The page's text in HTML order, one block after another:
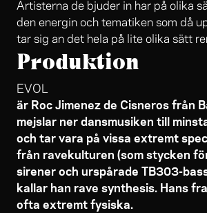
Artisterna de bjuder in har på olika
den energin och tematiken som då
tar sig an det hela på lite olika sätt
Produktion
EVOL
är Roc Jimenez de Cisneros från
mejslar ner dansmusiken till
och tar vara på vissa extremt
från ravekulturen (som stycken
sirener och urspårade TB303-
kallar han rave synthesis. Hans
ofta extremt fysiska.